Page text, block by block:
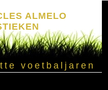
ALMELO
voetbaljaren